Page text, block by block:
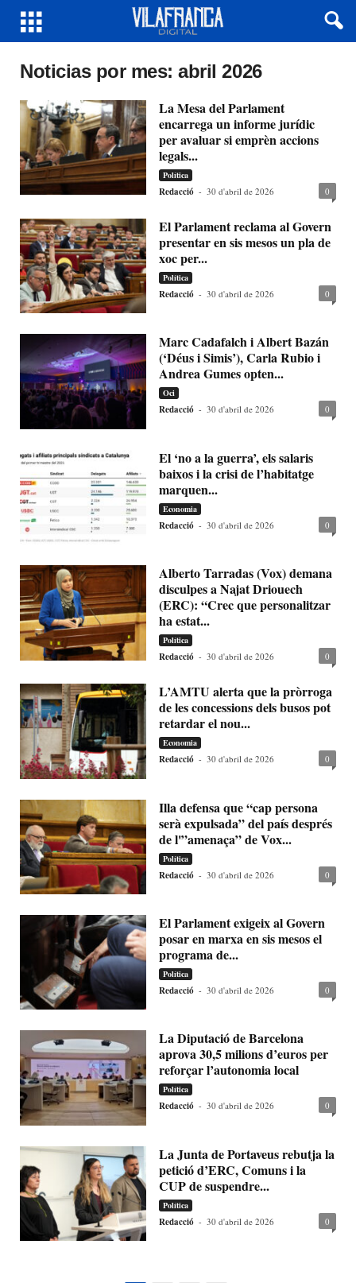
Noticias por mes: abril 2026
La Mesa del Parlament
encarrega un informe jurídic
per avaluar si emprèn accions
legals...
Política
Redacció - 30 d'abril de 2026 0
El Parlament reclama al Govern
presentar en sis mesos un pla de
xoc per...
Política
Redacció - 30 d'abril de 2026 0
Marc Cadafalch i Albert Bazán
(‘Déus i Simis’), Carla Rubio i
Andrea Gumes opten...
Oci
Redacció - 30 d'abril de 2026 0
El ‘no a la guerra’, els salaris
baixos i la crisi de l’habitatge
marquen...
Economia
Redacció - 30 d'abril de 2026 0
Alberto Tarradas (Vox) demana
disculpes a Najat Driouech
(ERC): “Crec que personalitzar
ha estat...
Política
Redacció - 30 d'abril de 2026 0
L’AMTU alerta que la pròrroga
de les concessions dels busos pot
retardar el nou...
Economia
Redacció - 30 d'abril de 2026 0
Illa defensa que “cap persona
serà expulsada” del país després
de l'”amenaça” de Vox...
Política
Redacció - 30 d'abril de 2026 0
El Parlament exigeix al Govern
posar en marxa en sis mesos el
programa de...
Política
Redacció - 30 d'abril de 2026 0
La Diputació de Barcelona
aprova 30,5 milions d’euros per
reforçar l’autonomia local
Política
Redacció - 30 d'abril de 2026 0
La Junta de Portaveus rebutja la
petició d’ERC, Comuns i la
CUP de suspendre...
Política
Redacció - 30 d'abril de 2026 0